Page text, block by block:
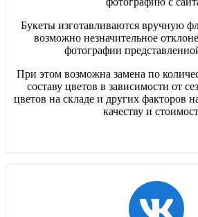
Букеты изготавливаются вручную
возможно незначительное
фотографии
При этом возможна замена по
составу цветов в зависимости от
цветов на складе и других факторов
качеству и